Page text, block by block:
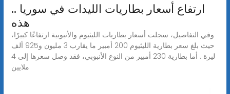
ارتفاع أسعار بطاريات الليدات في سوريا ..
هذه
وفي التفاصيل، سجلت أسعار بطاريات الليثيوم والأنبوبية ارتفاعًا كبيرًا،
حيث بلغ سعر بطارية الليثيوم 200 أمبير ما يقارب 3 مليون و925 ألف
ليرة . أما بطارية 230 أمبير من النوع الأنبوبي، فقد وصل سعرها إلى 4
ملايين